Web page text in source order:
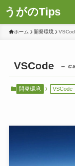
うがのTips
ホーム 開発環境
VSCode –
開発環境 VSCode